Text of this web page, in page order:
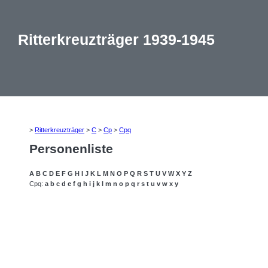
Ritterkreuzträger 1939-1945
> Ritterkreuzträger > C > Cp > Cpq
Personenliste
A B C D E F G H I J K L M N O P Q R S T U V W X Y Z
Cpq: a b c d e f g h i j k l m n o p q r s t u v w x y